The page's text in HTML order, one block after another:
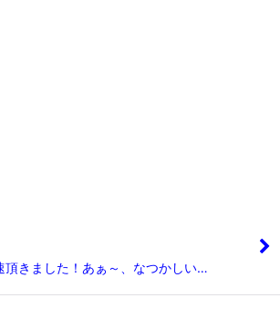
頂きました！あぁ～、なつかしい…